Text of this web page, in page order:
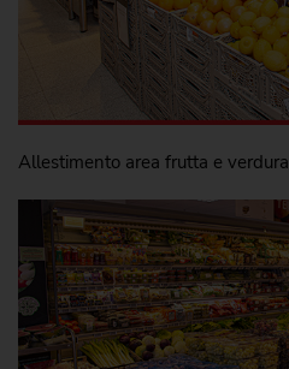
Allestimento area frutta e verdura